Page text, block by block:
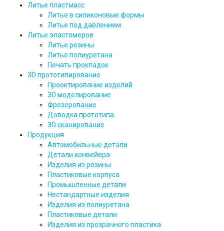
Литье пластмасс
Литье в силиконовые формы
Литье под давлением
Литье эластомеров
Литье резины
Литье полиуретана
Печать прокладок
3D прототипирование
Проектирование изделий
3D моделирование
Фрезерование
Доводка прототипа
3D сканирование
Продукция
Автомобильные детали
Детали конвейера
Изделия из резины
Пластиковые корпуса
Промышленные детали
Нестандартные изделия
Изделия из полиуретана
Пластиковые детали
Изделия из прозрачного пластика